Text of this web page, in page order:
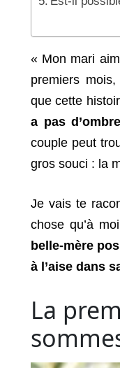
« Mon mari
premiers
que cette
a pas
couple peut
gros souci : la
Je vais te
chose qu’à
belle-mère
à l’aise dans
La